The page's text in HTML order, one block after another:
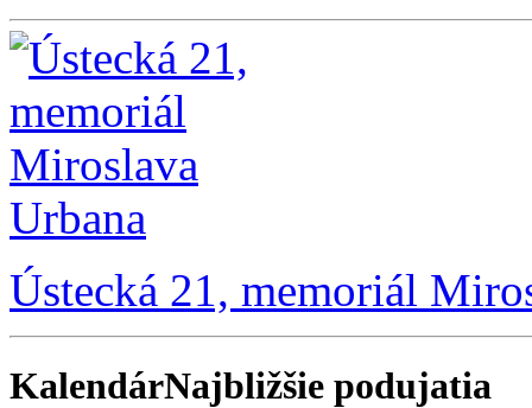
Ústecká 21, memoriál
KalendárNajbližšie podujatia